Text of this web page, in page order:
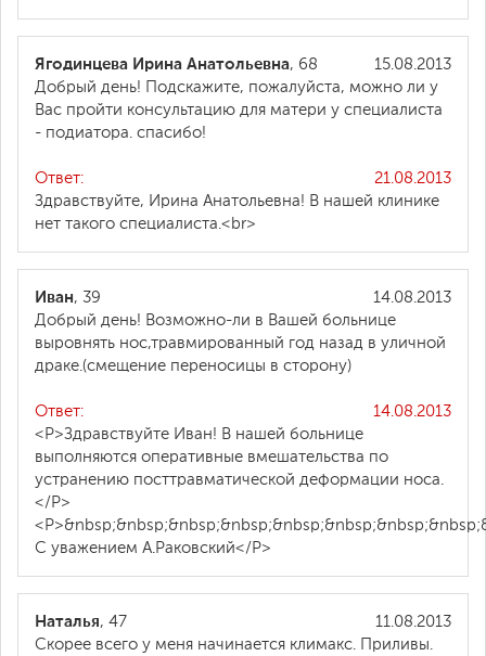
15.08.2013
Ягодинцева Ирина Анатольевна, 68
Добрый день! Подскажите, пожалуйста, можно ли у
Вас пройти консультацию для матери у специалиста
- подиатора. спасибо!
21.08.2013
Ответ:
Здравствуйте, Ирина Анатольевна! В нашей клинике
нет такого специалиста.<br>
14.08.2013
Иван, 39
Добрый день! Возможно-ли в Вашей больнице
выровнять нос,травмированный год назад в уличной
драке.(смещение переносицы в сторону)
14.08.2013
Ответ:
<P>Здравствуйте Иван! В нашей больнице
выполняются оперативные вмешательства по
устранению посттравматической деформации носа.
</P>
С уважением А.Раковский</P>
11.08.2013
Наталья, 47
Скорее всего у меня начинается климакс. Приливы.